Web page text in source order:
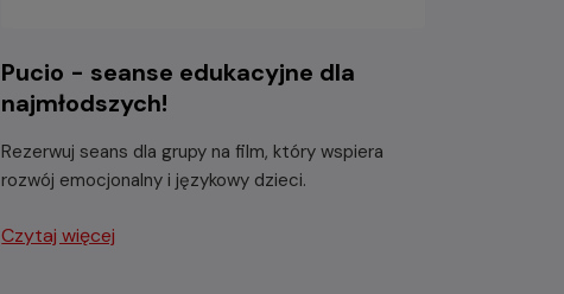
Pucio - seanse edukacyjne dla
najmłodszych!
Rezerwuj seans dla grupy na film, który wspiera
rozwój emocjonalny i językowy dzieci.
Czytaj więcej